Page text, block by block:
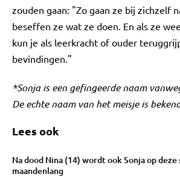
zouden gaan: "Zo gaan ze bij zichzelf
beseffen ze wat ze doen. En als ze
kun je als leerkracht of ouder
bevindingen."
*Sonja is een gefingeerde naam
De echte naam van het meisje is
Lees ook
Na dood Nina (14) wordt ook Sonja op
maandenlang